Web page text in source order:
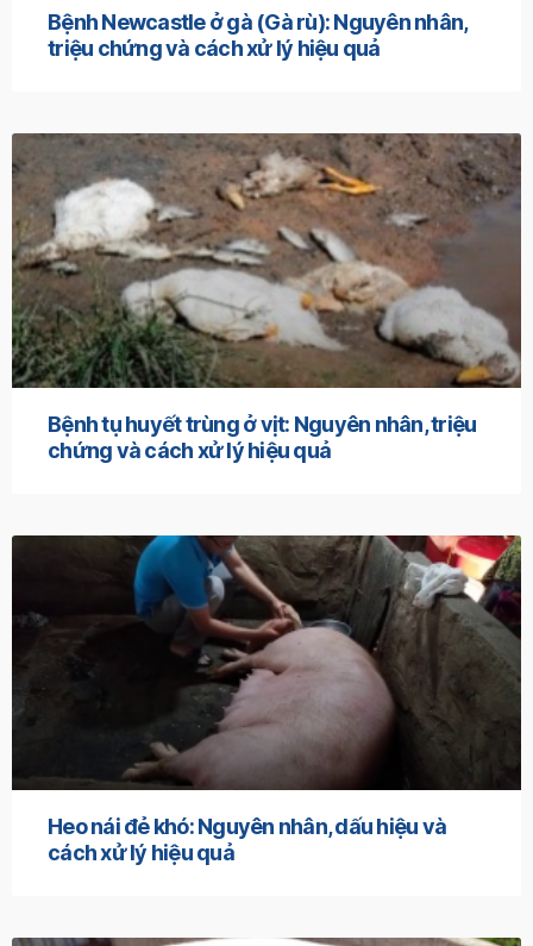
Bệnh Newcastle ở gà (Gà rù): Nguyên nhân,
triệu chứng và cách xử lý hiệu quả
Bệnh tụ huyết trùng ở vịt: Nguyên nhân, triệu
chứng và cách xử lý hiệu quả
Heo nái đẻ khó: Nguyên nhân, dấu hiệu và
cách xử lý hiệu quả